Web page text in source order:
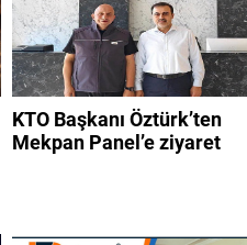
KTO Başkanı Öztürk’ten
Mekpan Panel’e ziyaret